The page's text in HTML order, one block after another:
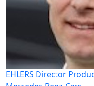
EHLERS Director